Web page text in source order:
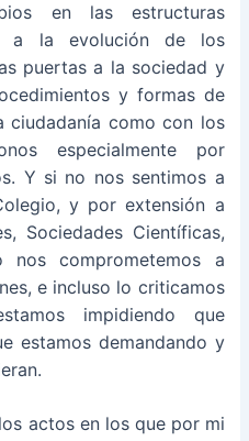
en las estructuras
a la evolución de los
puertas a la sociedad y
y formas de
ciudadanía como con los
especialmente por
Y si no nos sentimos a
y por extensión a
Sociedades Científicas,
nos comprometemos a
e incluso lo criticamos
impidiendo que
estamos demandando y
actos en los que por mi